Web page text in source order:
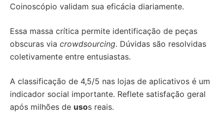
Coinoscópio validam sua eficácia diariamente.
Essa massa crítica permite identificação de peças
obscuras via crowdsourcing. Dúvidas são resolvidas
coletivamente entre entusiastas.
A classificação de 4,5/5 nas lojas de aplicativos é um
indicador social importante. Reflete satisfação geral
após milhões de usos reais.